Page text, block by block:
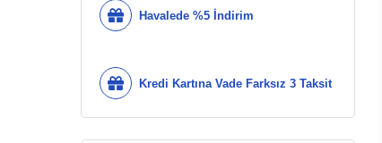
Havalede %5 İndirim
Kredi Kartına Vade Farksız 3 Taksit